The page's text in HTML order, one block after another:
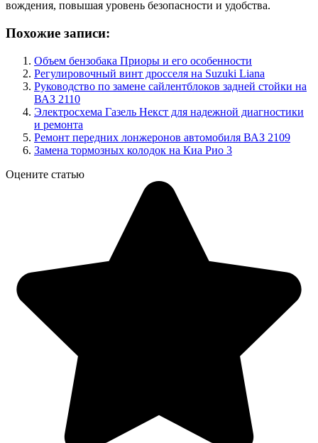
вождения, повышая уровень безопасности и удобства.
Похожие записи:
Объем бензобака Приоры и его особенности
Регулировочный винт дросселя на Suzuki Liana
Руководство по замене сайлентблоков задней стойки на
ВАЗ 2110
Электросхема Газель Некст для надежной диагностики
и ремонта
Ремонт передних лонжеронов автомобиля ВАЗ 2109
Замена тормозных колодок на Киа Рио 3
Оцените статью